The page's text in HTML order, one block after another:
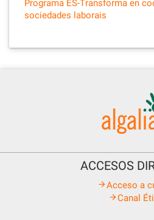
Programa ES-Transforma en
sociedades laborais
ACCESOS
Acceso a
Canal